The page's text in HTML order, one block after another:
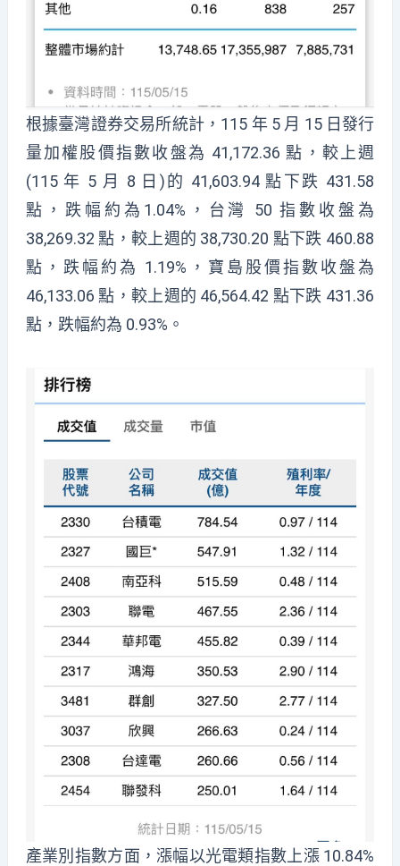
根據臺灣證券交易所統計，115 年 5 月 15 日發行
量加權股價指數收盤為 41,172.36 點，較上週
(115 年 5 月 8 日)的 41,603.94 點下跌 431.58
點，跌幅約為1.04%，台灣 50 指數收盤為
38,269.32 點，較上週的 38,730.20 點下跌 460.88
點，跌幅約為 1.19%，寶島股價指數收盤為
46,133.06 點，較上週的 46,564.42 點下跌 431.36
點，跌幅約為 0.93%。
產業別指數方面，漲幅以光電類指數上漲 10.84%